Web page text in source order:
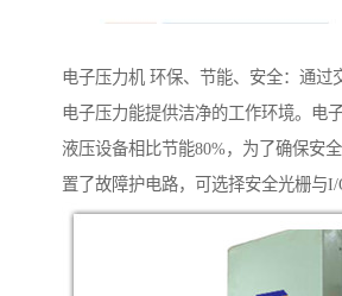
电子压力机 环保、节能、安全：通过
电子压力能提供洁净的工作环境。电
液压设备相比节能80%，为了确保安
置了故障护电路，可选择安全光栅与I/